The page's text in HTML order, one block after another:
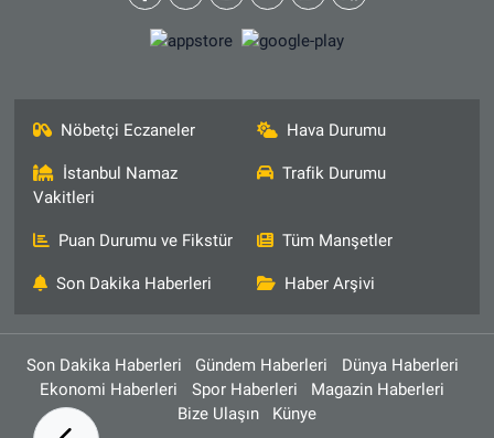
Nöbetçi Eczaneler Hava Durumu
İstanbul Namaz
Vakitleri
Trafik Durumu
Puan Durumu ve Fikstür Tüm Manşetler
Son Dakika Haberleri Haber Arşivi
Son Dakika Haberleri Gündem Haberleri
Dünya Haberleri
Ekonomi Haberleri
Spor Haberleri
Magazin Haberleri
Bize Ulaşın
Künye